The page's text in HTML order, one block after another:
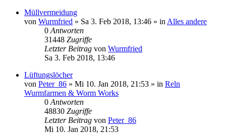
Müllvermeidung
von Wurmfried » Sa 3. Feb 2018, 13:46 » in Alles andere
0 Antworten
31448 Zugriffe
Letzter Beitrag von Wurmfried
Sa 3. Feb 2018, 13:46
Lüftungslöcher
von Peter_86 » Mi 10. Jan 2018, 21:53 » in Reln
Wurmfarmen & Worm Works
0 Antworten
48830 Zugriffe
Letzter Beitrag von Peter_86
Mi 10. Jan 2018, 21:53